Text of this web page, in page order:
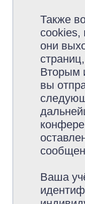
Также
cookies,
они
Вторым
вы
Ваша